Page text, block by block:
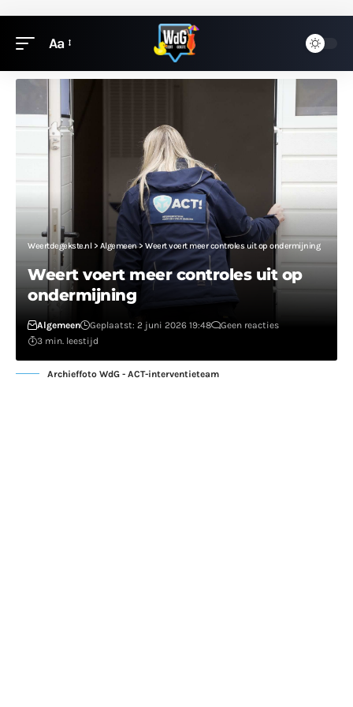
Aa
Weertdegekste.nl> Algemeen> Weert voert meer controles uit op ondermijning
Weert voert meer controles uit op
ondermijning
Algemeen Geplaatst: 2 juni 2026 19:48
Geen reacties
3 min. leestijd
Archieffoto WdG - ACT-interventieteam